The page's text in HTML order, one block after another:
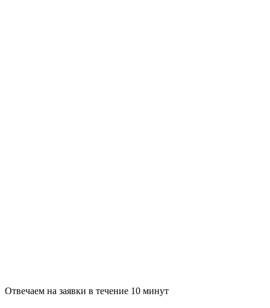
Отвечаем на заявки в течение 10 минут